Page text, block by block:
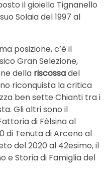
il gioiello Tignanello
Solaia del 1997 al
posizione, c’è il
Gran Selezione,
della riscossadel
riconquista la critica
ben sette Chianti tra i
Gli altri sono il
di Fèlsina al
di Tenuta di Arceno al
del 2020 al 42esimo, il
e Storia di Famiglia del